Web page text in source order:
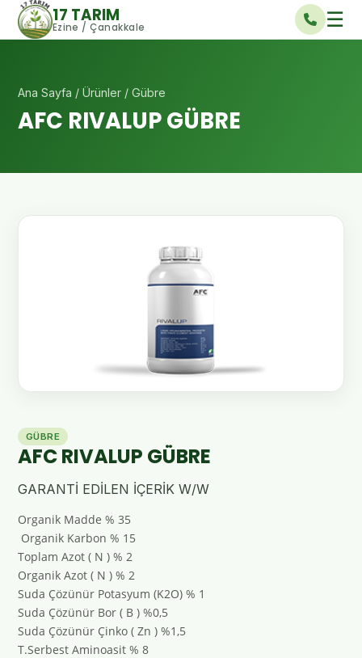
17 TARIM
Ezine / Çanakkale ☰
Ana Sayfa / Ürünler / Gübre
AFC RIVALUP GÜBRE
GÜBRE
AFC RIVALUP GÜBRE
GARANTİ EDİLEN İÇERİK W/W
Organik Madde % 35
Organik Karbon % 15
Toplam Azot ( N ) % 2
Organik Azot ( N ) % 2
Suda Çözünür Potasyum (K2O) % 1
Suda Çözünür Bor ( B ) %0,5
Suda Çözünür Çinko ( Zn ) %1,5
T.Serbest Aminoasit % 8